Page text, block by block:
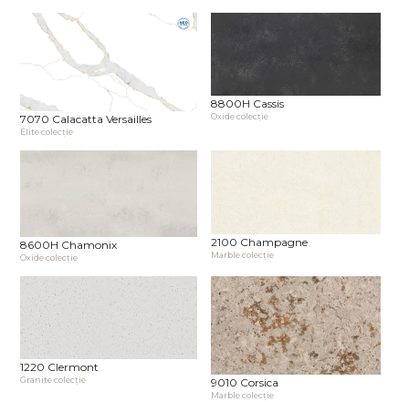
7070 Calacatta Versailles
Elite сolecţie
8800H Cassis
Oxide сolecţie
8600H Chamonix
Oxide сolecţie
2100 Champagne
Marble сolecţie
1220 Clermont
Granite сolecţie 9010 Corsica
Marble сolecţie